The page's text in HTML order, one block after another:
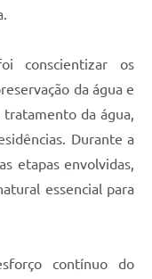
conscientizar os
da água e
da água,
Durante a
etapas envolvidas,
essencial para
contínuo do